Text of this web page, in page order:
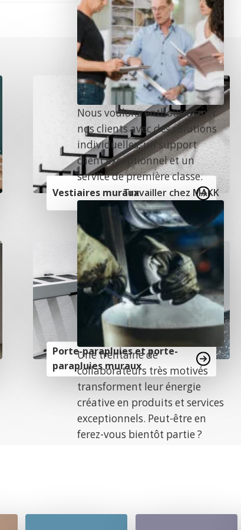
Nous voulons enthousiasmer
nos clients avec des solutions
individuelles, un support
client exceptionnel et un
service de première classe.
Travailler chez MAKK
Une trentaine de
collaborateurs très motivés
transforment leur énergie
créative en produits et services
exceptionnels. Peut-être en
ferez-vous bientôt partie ?
Vestiaires muraux
Porte-parapluies et porte-
parapluies muraux